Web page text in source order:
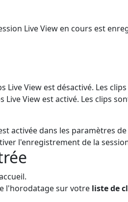
Live View en cours est
Live View est désactivé. Les
Live View est activé. Les clips
activée dans les paramètres
l'enregistrement de la
l'horodatage sur votre liste de